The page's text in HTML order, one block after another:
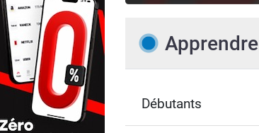
Apprendre
Débutants